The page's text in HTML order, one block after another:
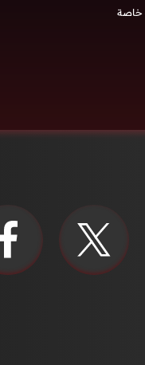
خاصة